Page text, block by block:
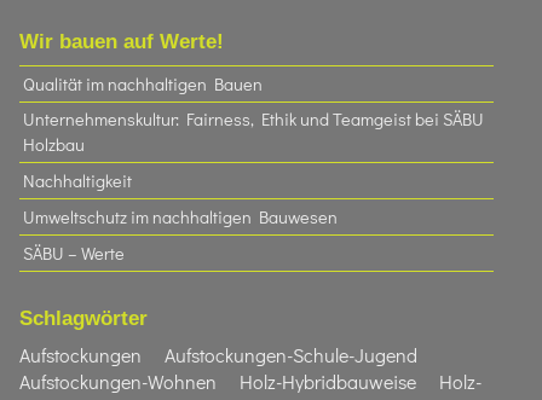
Wir bauen auf Werte!
Qualität im nachhaltigen Bauen
Unternehmenskultur: Fairness, Ethik und Teamgeist bei SÄBU
Holzbau​
Nachhaltigkeit
Umweltschutz im nachhaltigen Bauwesen
SÄBU – Werte
Schlagwörter
Aufstockungen
Aufstockungen-Schule-Jugend
Aufstockungen-Wohnen
Holz-Hybridbauweise
Holz-